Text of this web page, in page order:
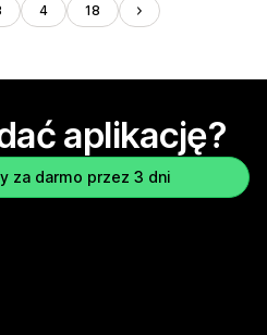
4 18
aplikację?
za darmo przez 3 dni